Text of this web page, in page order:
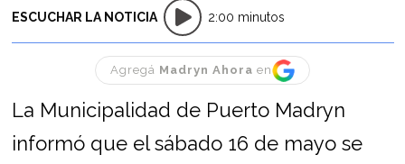
ESCUCHAR LA NOTICIA
2:00 minutos
Agregá Madryn Ahora en
La Municipalidad de Puerto Madryn
informó que el sábado 16 de mayo se